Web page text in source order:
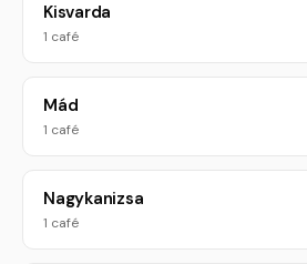
Kisvarda
1 café
Mád
1 café
Nagykanizsa
1 café